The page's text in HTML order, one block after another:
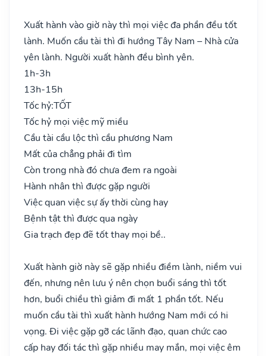
Xuất hành vào giờ này thì mọi việc đa phần đều tốt
lành. Muốn cầu tài thì đi hướng Tây Nam – Nhà cửa
yên lành. Người xuất hành đều bình yên.
1h-3h
13h-15h
Tốc hỷ:TỐT
Tốc hỷ mọi việc mỹ miều
Cầu tài cầu lộc thì cầu phương Nam
Mất của chẳng phải đi tìm
Còn trong nhà đó chưa đem ra ngoài
Hành nhân thì được gặp người
Việc quan việc sự ấy thời cùng hay
Bệnh tật thì được qua ngày
Gia trạch đẹp đẽ tốt thay mọi bề..
Xuất hành giờ này sẽ gặp nhiều điềm lành, niềm vui
đến, nhưng nên lưu ý nên chọn buổi sáng thì tốt
hơn, buổi chiều thì giảm đi mất 1 phần tốt. Nếu
muốn cầu tài thì xuất hành hướng Nam mới có hi
vọng. Đi việc gặp gỡ các lãnh đạo, quan chức cao
cấp hay đối tác thì gặp nhiều may mắn, mọi việc êm